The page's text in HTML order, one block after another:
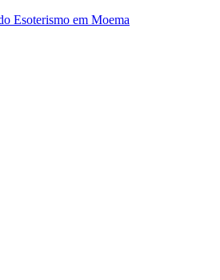
Esoterismo em Moema